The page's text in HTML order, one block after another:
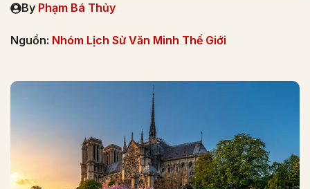
By Phạm Bá Thủy
Nguồn: Nhóm Lịch Sử Văn Minh Thế Giới